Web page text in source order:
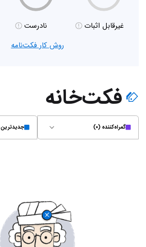
غیر‌قابل اثبات نادرست
روش کار فکت‌نامه
فکت‌خانه
گمراه‌کننده (۰) جدیدترین